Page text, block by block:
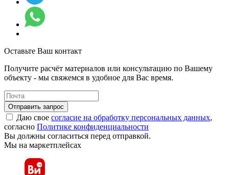
Оставьте Ваш контакт
Получите расчёт материалов или консультацию по Вашему
объекту - мы свяжемся в удобное для Вас время.
Отправить запрос
Даю свое согласие на обработку персональных данных,
согласно Политике конфиденциальности
Вы должны согласиться перед отправкой.
Мы на маркетплейсах